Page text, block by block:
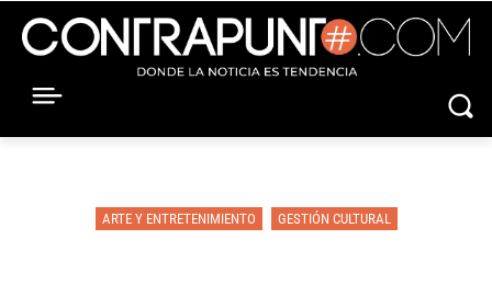
ARTE Y ENTRETENIMIENTO GESTIÓN CULTURAL